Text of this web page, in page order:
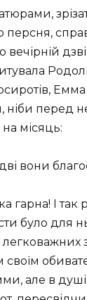
персня,
вечірній
Емма
перед
місяць:
вони
гарна! І так
було для
своїм
але в